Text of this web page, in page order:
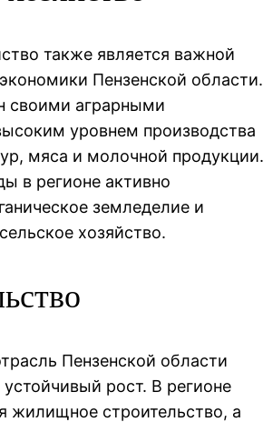
также является важной
Пензенской области.
своими аграрными
уровнем производства
мяса и молочной продукции.
в регионе активно
земледелие и
хозяйство.
Пензенской области
рост. В регионе
жилищное строительство, а